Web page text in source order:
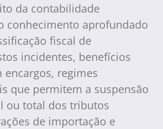
da contabilidade
conhecimento aprofundado
fiscal de
incidentes, benefícios
encargos, regimes
que permitem a suspensão
ou total dos tributos
de importação e